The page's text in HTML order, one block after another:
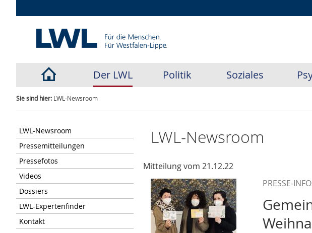
Der LWL Politik Soziales
Sie sind hier: LWL-Newsroom
LWL-Newsroom
Pressemitteilungen
Pressefotos
Videos
Dossiers
LWL-Expertenfinder
Kontakt
LWL-Newsroom
Mitteilung vom 21.12.22
PRESSE-